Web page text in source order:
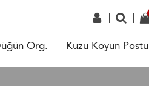
Org. Kuzu Koyun Postu